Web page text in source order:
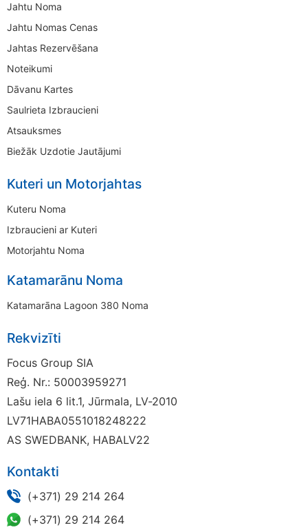
Jahtu Noma
Jahtu Nomas Cenas
Jahtas Rezervēšana
Noteikumi
Dāvanu Kartes
Saulrieta Izbraucieni
Atsauksmes
Biežāk Uzdotie Jautājumi
Kuteri un Motorjahtas
Kuteru Noma
Izbraucieni ar Kuteri
Motorjahtu Noma
Katamarānu Noma
Katamarāna Lagoon 380 Noma
Rekvizīti
Focus Group SIA
Reģ. Nr.: 50003959271
Lašu iela 6 lit.1, Jūrmala, LV-2010
LV71HABA0551018248222
AS SWEDBANK, HABALV22
Kontakti
(+371) 29 214 264
(+371) 29 214 264